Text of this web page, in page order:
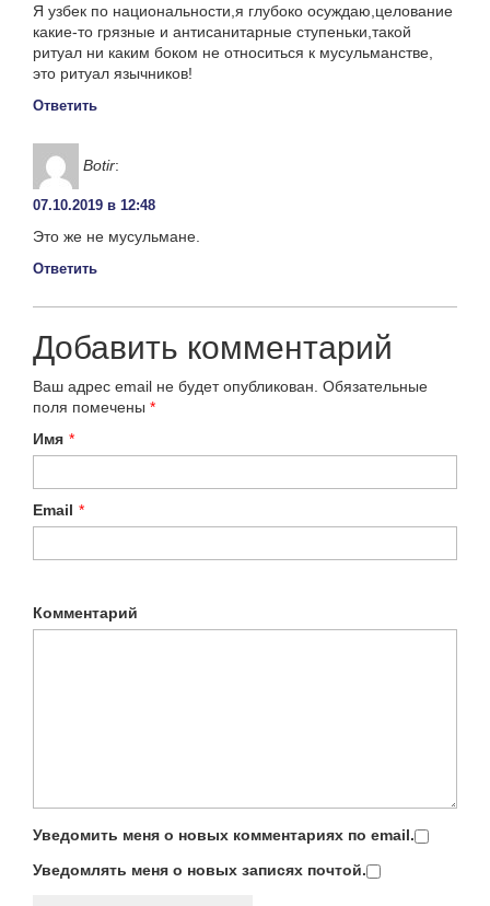
Я узбек по национальности,я глубоко осуждаю,целование
какие-то грязные и антисанитарные ступеньки,такой
ритуал ни каким боком не относиться к мусульманстве,
это ритуал язычников!
Ответить
Botir:
07.10.2019 в 12:48
Это же не мусульмане.
Ответить
Добавить комментарий
Ваш адрес email не будет опубликован. Обязательные
поля помечены *
Имя *
Email *
Комментарий
Уведомить меня о новых комментариях по email.
Уведомлять меня о новых записях почтой.